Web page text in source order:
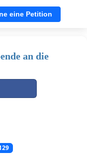
eine Petition
an die